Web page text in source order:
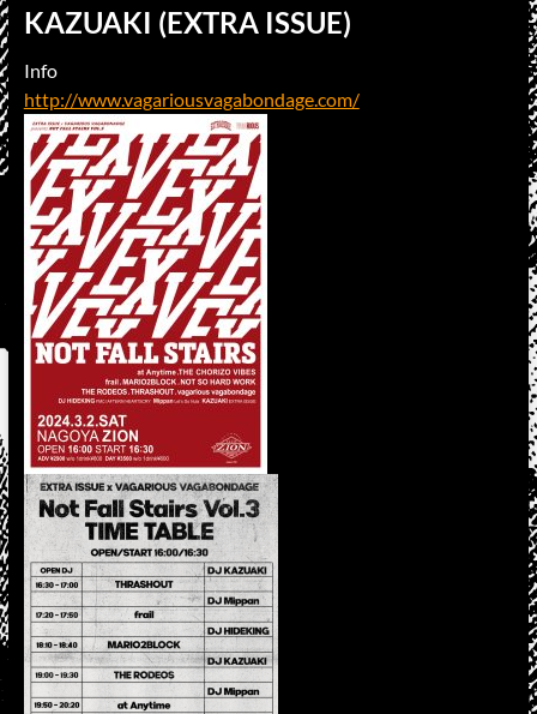
KAZUAKI (EXTRA ISSUE)
Info
http://www.vagariousvagabondage.com/